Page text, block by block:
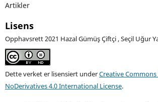
Artikler
Lisens
Opphavsrett 2021 Hazal Gümüş Çiftçi , Seçil Uğur
Dette verket er lisensiert underCreative
NoDerivatives 4.0 International License.